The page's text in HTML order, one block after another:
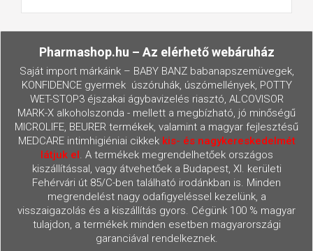
Pharmashop.hu – Az elérhető webáruház
Saját import márkáink – BABY BANZ babanapszemüvegek,
KONFIDENCE gyermek úszóruhák, úszómellények, POTTY
WET-STOP3 éjszakai ágybavizelés riasztó, ALCOVISOR
MARK-X alkoholszonda - mellett a megbízható, jó minőségű
MICROLIFE, BEURER termékek, valamint a magyar fejlesztésű
MEDCARE intimhigiéniai cikkek kis- és nagykereskedelmét
látjuk el . A termékek megrendelhetőek országos
kiszállítással, vagy átvehetőek a Budapest, XI. kerületi
Fehérvári út 85/C-ben található irodánkban is. Minden
megrendelést nagy odafigyeléssel kezelünk, a
visszaigazolás és a kiszállítás gyors. Cégünk 100 % magyar
tulajdon, a termékek minden esetben magyarországi
garanciával rendelkeznek.